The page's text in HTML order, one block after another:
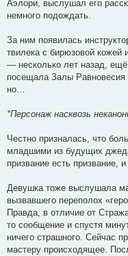
Аэлори, выслушал его
немного подождать.
За ним появилась
твилека с бирюзовой кожей
— несколько лет назад,
посещала Залы Равновесия
но…
*Персонаж насквозь
Честно призналась, что
младшими из будущих
призвание есть призвание,
Девушка тоже выслушала
вызвавшего переполох
Правда, в отличие от
то сообщение и спустя
ничего страшного. Сейчас
мастеру происходящее.